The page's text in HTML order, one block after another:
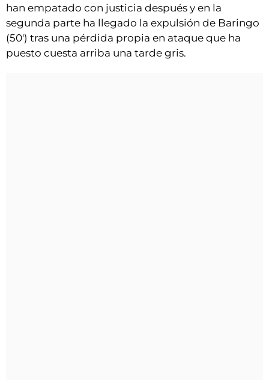
han empatado con justicia después y en la
segunda parte ha llegado la expulsión de Baringo
(50') tras una pérdida propia en ataque que ha
puesto cuesta arriba una tarde gris.